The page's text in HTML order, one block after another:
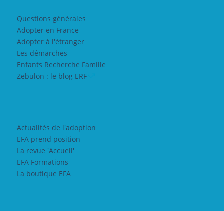
Questions générales
Adopter en France
Adopter à l'étranger
Les démarches
Enfants Recherche Famille
Zebulon : le blog ERF
Actualités de l'adoption
EFA prend position
La revue 'Accueil'
EFA Formations
La boutique EFA